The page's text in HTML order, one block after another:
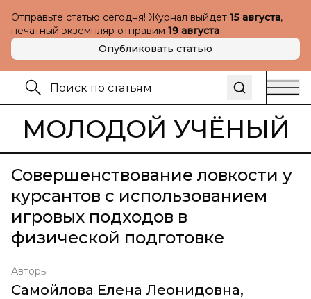
Отправьте статью сегодня! Журнал выйдет 15 августа,
печатный экземпляр отправим 19 августа
Опубликовать статью
МОЛОДОЙ УЧЁНЫЙ
Совершенствование ловкости у
курсантов с использованием
игровых подходов в
физической подготовке
Авторы
Самойлова Елена Леонидовна,